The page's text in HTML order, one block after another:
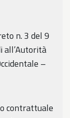
n. 3 del 9
all’Autorità
–
contrattuale